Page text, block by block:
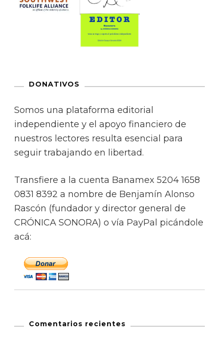
DONATIVOS
Somos una plataforma editorial
independiente y el apoyo financiero de
nuestros lectores resulta esencial para
seguir trabajando en libertad.
Transfiere a la cuenta Banamex 5204 1658
0831 8392 a nombre de Benjamín Alonso
Rascón (fundador y director general de
CRÓNICA SONORA) o vía PayPal picándole
acá:
Comentarios recientes